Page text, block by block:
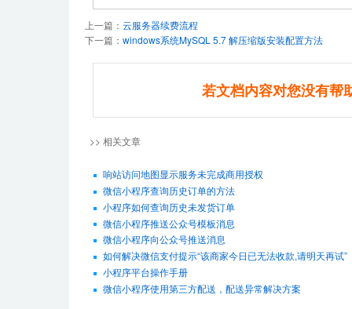
上一篇： 云服务器续费流程
下一篇： windows系统MySQL 5.7 解压缩版安装配置方法
若文档内容对您没有帮
>> 相关文章
响站访问地图显示服务未完成商用授权
微信小程序查询历史订单的方法
小程序如何查询历史未发货订单
微信小程序推送公众号模板消息
微信小程序向公众号推送消息
如何解决微信支付提示“该商家今日已无法收款,请明天再试”
小程序平台操作手册
微信小程序使用第三方配送，配送异常解决方案